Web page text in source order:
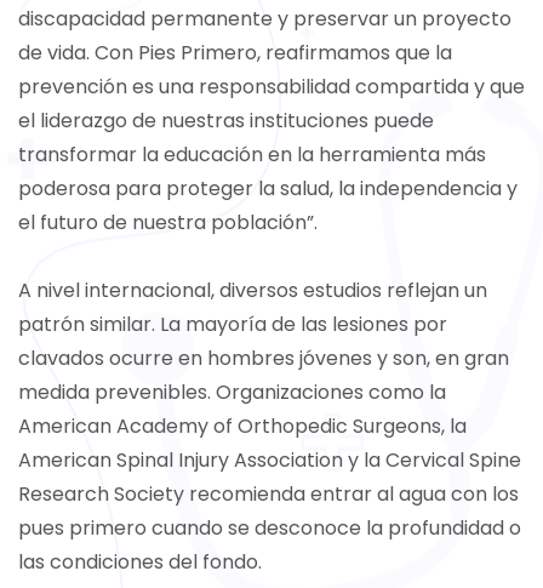
discapacidad permanente y preservar un proyecto
de vida. Con Pies Primero, reafirmamos que la
prevención es una responsabilidad compartida y que
el liderazgo de nuestras instituciones puede
transformar la educación en la herramienta más
poderosa para proteger la salud, la independencia y
el futuro de nuestra población”.
A nivel internacional, diversos estudios reflejan un
patrón similar. La mayoría de las lesiones por
clavados ocurre en hombres jóvenes y son, en gran
medida prevenibles. Organizaciones como la
American Academy of Orthopedic Surgeons, la
American Spinal Injury Association y la Cervical Spine
Research Society recomienda entrar al agua con los
pues primero cuando se desconoce la profundidad o
las condiciones del fondo.